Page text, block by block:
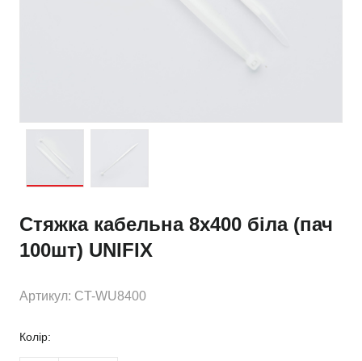
Стяжка кабельна 8х400 біла (пач
100шт) UNIFIX
Артикул: CT-WU8400
Колір: